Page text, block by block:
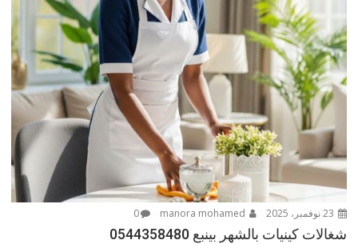
0
شغالات كينيات بالشهر بينبع 0544358480